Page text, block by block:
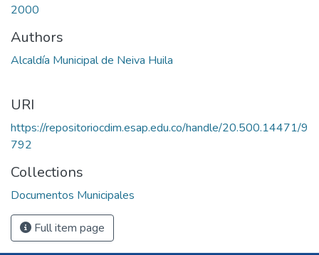
2000
Authors
Alcaldía Municipal de Neiva Huila
URI
https://repositoriocdim.esap.edu.co/handle/20.500.14471/9
792
Collections
Documentos Municipales
Full item page